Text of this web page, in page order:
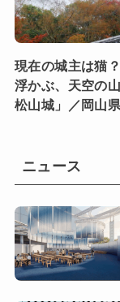
現在の城主は猫
浮かぶ、天空の
松山城」／岡山
ニュース